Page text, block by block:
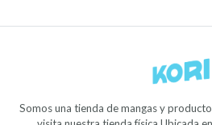
Somos una tienda de mangas y